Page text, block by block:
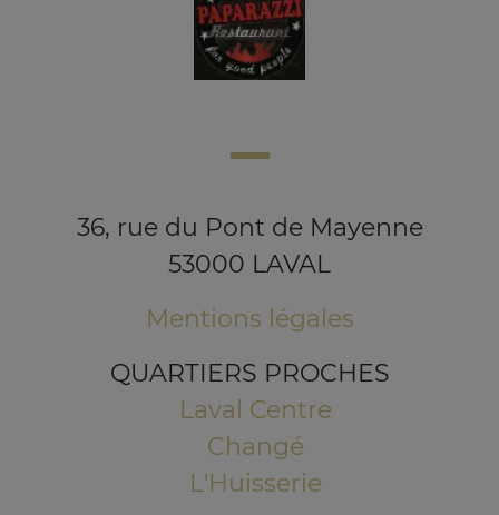
36, rue du Pont de Mayenne
53000 LAVAL
Mentions légales
QUARTIERS PROCHES
Laval Centre
Changé
L'Huisserie